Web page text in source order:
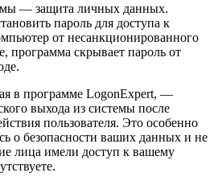
— защита личных данных.
пароль для доступа к
от несанкционированного
программа скрывает пароль от
в программе LogonExpert, —
выхода из системы после
пользователя. Это особенно
о безопасности ваших данных и не
лица имели доступ к вашему